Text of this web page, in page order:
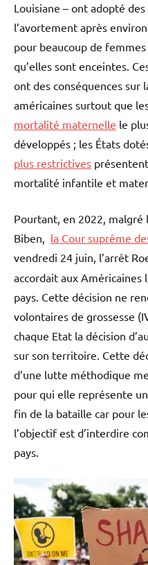
Louisiane – ont adopté
l’avortement après
pour beaucoup de
qu’elles sont enceintes.
ont des conséquences sur
américaines surtout que
mortalité maternelle le
développés ; les États
plus restrictives
mortalité infantile et
Pourtant, en 2022, malgré
Biben, la Cour suprême
vendredi 24 juin, l’arrêt
accordait aux Américaines
pays. Cette décision ne
volontaires de grossesse
chaque Etat la décision
sur son territoire. Cette
d’une lutte méthodique
pour qui elle représente
fin de la bataille car pour
l’objectif est d’interdire
pays.